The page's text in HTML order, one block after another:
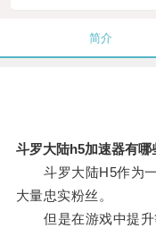
简介
斗罗大陆h5加速器有哪
斗罗大陆H5作为一
大量忠实粉丝。
但是在游戏中提升